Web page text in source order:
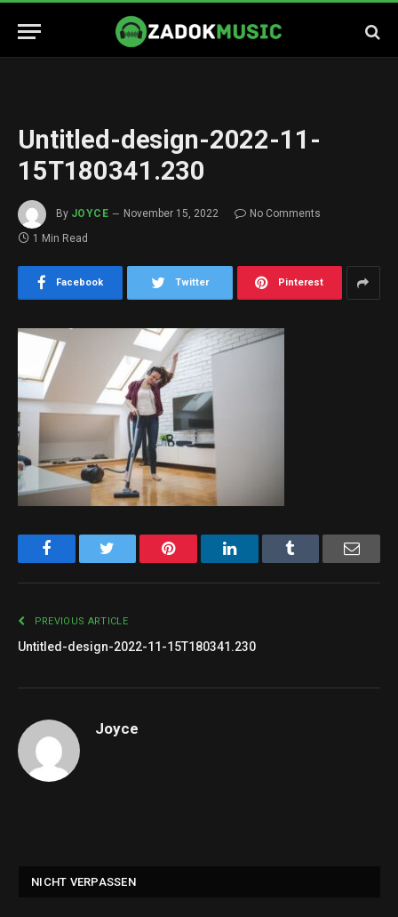
Untitled-design-2022-11-
15T180341.230
By JOYCE November 15, 2022
No Comments
1 Min Read
Facebook Twitter Pinterest
Facebook Pinterest LinkedIn Email
PREVIOUS ARTICLE
Untitled-design-2022-11-15T180341.230
Joyce
NICHT VERPASSEN